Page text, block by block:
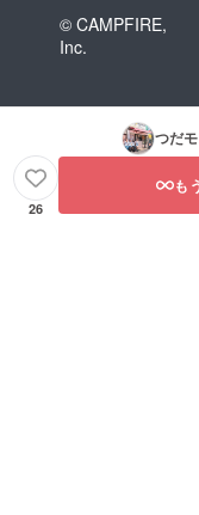
© CAMPFIRE,
Inc.
つだ
26
も